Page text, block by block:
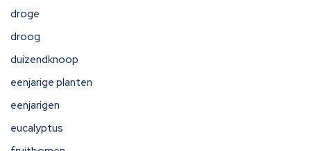
droge
droog
duizendknoop
eenjarige planten
eenjarigen
eucalyptus